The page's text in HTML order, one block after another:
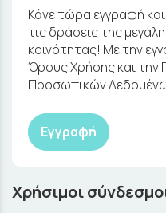
Κάνε τώρα εγγραφή
τις δράσεις της
κοινότητας! Με την
Όρους Χρήσης και την
Προσωπικών
Εγγραφή
Χρήσιμοι